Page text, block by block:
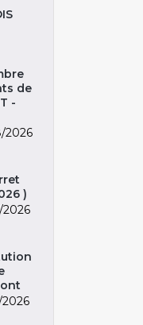
de
-
2026
)
2026